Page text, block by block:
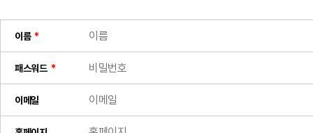
이름
패스워드
이메일